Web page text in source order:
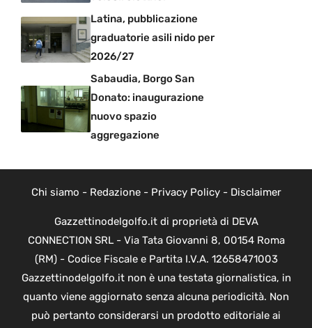
Latina, pubblicazione
graduatorie asili nido per
2026/27
Sabaudia, Borgo San
Donato: inaugurazione
nuovo spazio
aggregazione
Chi siamo - Redazione- Privacy Policy- Disclaimer
Gazzettinodelgolfo.it di proprietà di DEVA
CONNECTION SRL - Via Tata Giovanni 8, 00154 Roma
(RM) - Codice Fiscale e Partita I.V.A. 12658471003
Gazzettinodelgolfo.it non è una testata giornalistica, in
quanto viene aggiornato senza alcuna periodicità. Non
può pertanto considerarsi un prodotto editoriale ai